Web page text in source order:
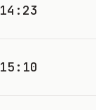
14:23
15:10